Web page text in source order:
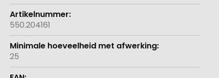
550.204161
25